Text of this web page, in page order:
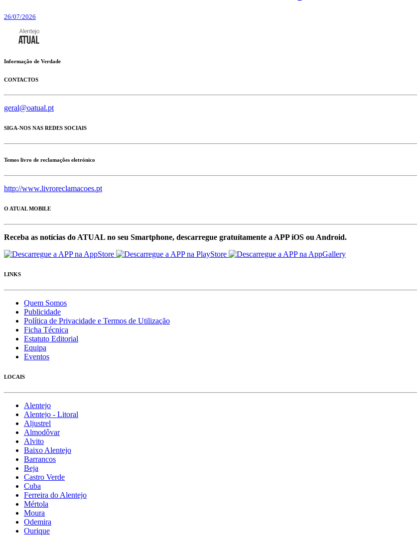
26/07/2026
Informação de Verdade
CONTACTOS
geral@oatual.pt
SIGA-NOS NAS REDES SOCIAIS
Temos livro de reclamações eletrónico
http://www.livroreclamacoes.pt
O ATUAL MOBILE
Receba as notícias do ATUAL no seu Smartphone, descarregue gratuítamente a APP iOS ou Android.
LINKS
Quem Somos
Publicidade
Política de Privacidade e Termos de Utilização
Ficha Técnica
Estatuto Editorial
Equipa
Eventos
LOCAIS
Alentejo
Alentejo - Litoral
Aljustrel
Almodôvar
Alvito
Baixo Alentejo
Barrancos
Beja
Castro Verde
Cuba
Ferreira do Alentejo
Mértola
Moura
Odemira
Ourique